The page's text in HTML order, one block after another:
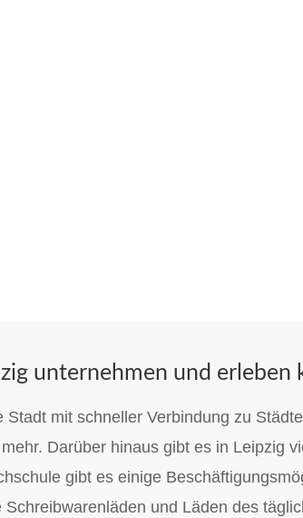
unternehmen und erleben
Stadt mit schneller Verbindung zu
Darüber hinaus gibt es in Leipzig
gibt es einige
und Läden des